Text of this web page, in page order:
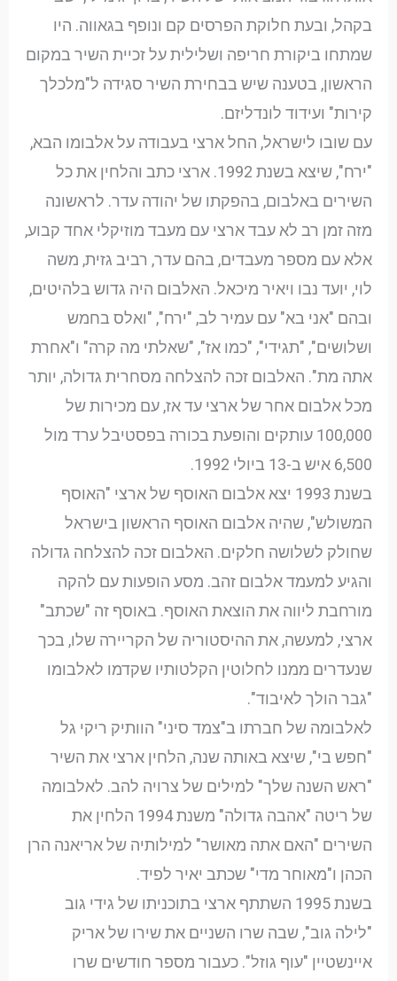
בקהל, ובעת חלוקת הפרסים קם ונופף בגאווה. היו
שמתחו ביקורת חריפה ושלילית על זכיית השיר במקום
הראשון, בטענה שיש בבחירת השיר סגידה ל"מלכלך
קירות" ועידוד לונדליזם.
עם שובו לישראל, החל ארצי בעבודה על אלבומו הבא,
"ירח", שיצא בשנת 1992. ארצי כתב והלחין את כל
השירים באלבום, בהפקתו של יהודה עדר. לראשונה
מזה זמן רב לא עבד ארצי עם מעבד מוזיקלי אחד קבוע,
אלא עם מספר מעבדים, בהם עדר, רביב גזית, משה
לוי, יועד נבו ויאיר מיכאל. האלבום היה גדוש בלהיטים,
ובהם "אני בא" עם עמיר לב, "ירח", "ואלס בחמש
ושלושים", "תגידי", "כמו אז", "שאלתי מה קרה" ו"אחרת
אתה מת". האלבום זכה להצלחה מסחרית גדולה, יותר
מכל אלבום אחר של ארצי עד אז, עם מכירות של
100,000 עותקים והופעת בכורה בפסטיבל ערד מול
6,500 איש ב-13 ביולי 1992.
בשנת 1993 יצא אלבום האוסף של ארצי "האוסף
המשולש", שהיה אלבום האוסף הראשון בישראל
שחולק לשלושה חלקים. האלבום זכה להצלחה גדולה
והגיע למעמד אלבום זהב. מסע הופעות עם להקה
מורחבת ליווה את הוצאת האוסף. באוסף זה "שכתב"
ארצי, למעשה, את ההיסטוריה של הקריירה שלו, בכך
שנעדרים ממנו לחלוטין הקלטותיו שקדמו לאלבומו
"גבר הולך לאיבוד".
לאלבומה של חברתו ב"צמד סיני" הוותיק ריקי גל
"חפש בי", שיצא באותה שנה, הלחין ארצי את השיר
"ראש השנה שלך" למילים של צרויה להב. לאלבומה
של ריטה "אהבה גדולה" משנת 1994 הלחין את
השירים "האם אתה מאושר" למילותיה של אריאנה הרן
הכהן ו"מאוחר מדי" שכתב יאיר לפיד.
בשנת 1995 השתתף ארצי בתוכניתו של גידי גוב
"לילה גוב", שבה שרו השניים את שירו של אריק
איינשטיין "עוף גוזל". כעבור מספר חודשים שרו